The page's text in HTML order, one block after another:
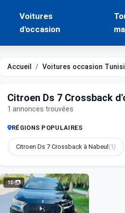
Voitures
d'occasion
Accueil Voitures occasion
Citroen Ds 7 Crossback
1 annonces trouvées
RÉGIONS POPULAIRES
Citroen Ds 7 Crossback à Nabeul (1)
10